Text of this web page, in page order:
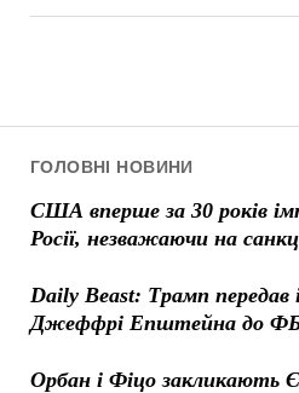
ГОЛОВНІ НОВИНИ
США вперше за 30 років
Росії, незважаючи на
Daily Beast: Трамп передав
Джеффрі Епштейна до
Орбан і Фіцо закликають